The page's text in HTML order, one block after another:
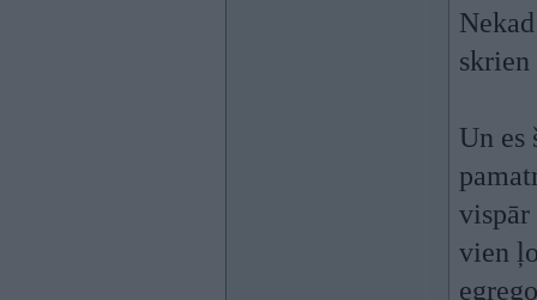
Un es
vispār
vien